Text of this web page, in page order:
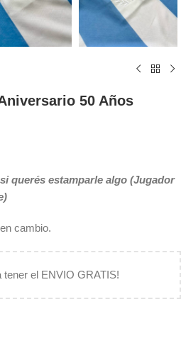
50 Años
querés estamparle algo (Jugador
cambio.
tener el ENVIO GRATIS!